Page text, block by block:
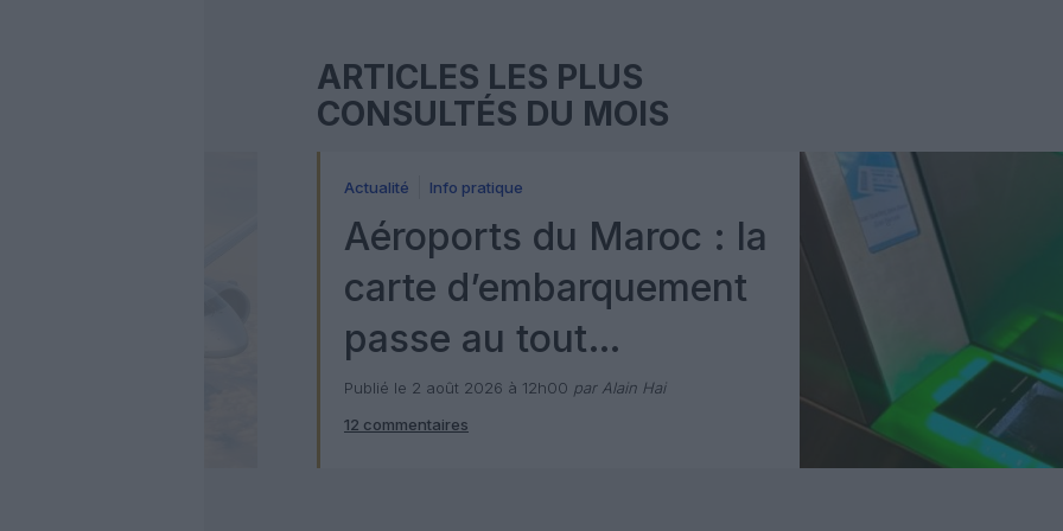
ARTICLES LES PLUS
CONSULTÉS DU MOIS
Actualité Info pratique
Aéroports du Maroc : la
carte d’embarquement
passe au tout
numérique avec Pax
Check
Publié le 2 août 2026 à 12h00 par Alain Hai
12 commentaires